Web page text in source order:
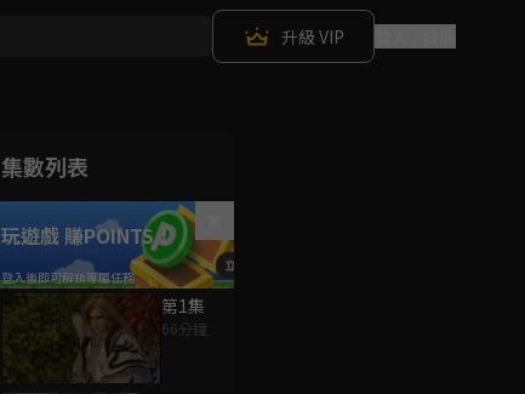
升級 VIP
集數列表
玩遊戲 賺POINTS！
第1集
66分鐘